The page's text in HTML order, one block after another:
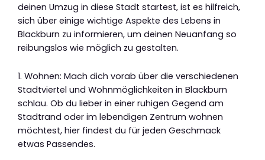
deinen Umzug in diese Stadt startest, ist es hilfreich,
sich über einige wichtige Aspekte des Lebens in
Blackburn zu informieren, um deinen Neuanfang so
reibungslos wie möglich zu gestalten.
1. Wohnen: Mach dich vorab über die verschiedenen
Stadtviertel und Wohnmöglichkeiten in Blackburn
schlau. Ob du lieber in einer ruhigen Gegend am
Stadtrand oder im lebendigen Zentrum wohnen
möchtest, hier findest du für jeden Geschmack
etwas Passendes.